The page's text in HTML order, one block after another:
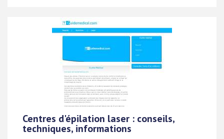
Centres d'épilation laser : conseils,
techniques, informations